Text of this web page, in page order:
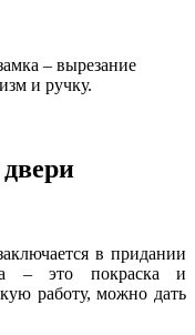
– вырезание
и ручку.
в придании
– это покраска и
работу, можно дать